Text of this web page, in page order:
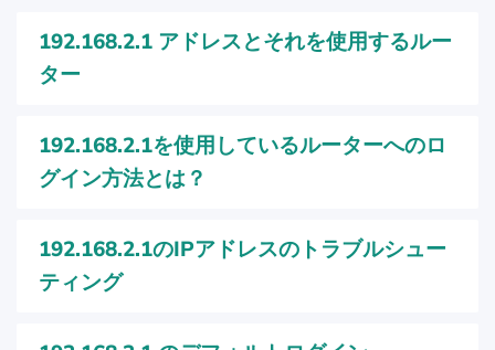
192.168.2.1 アドレスとそれを使用するルー
ター
192.168.2.1を使用しているルーターへのロ
グイン方法とは？
192.168.2.1のIPアドレスのトラブルシュー
ティング